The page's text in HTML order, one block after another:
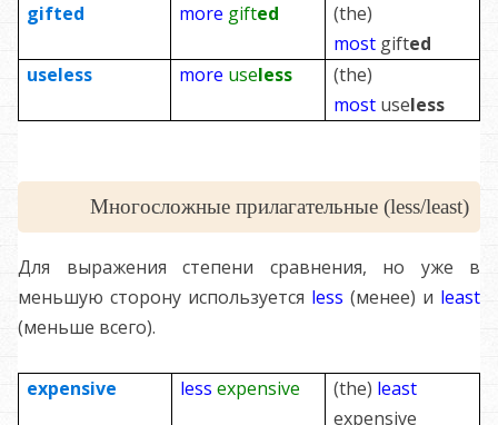
gifted more gifted
(the)
most gifted
useless more useless
(the)
most useless
Многосложные прилагательные (less/least)
Для выражения степени сравнения, но уже в
меньшую сторону используется less (менее) и least
(меньше всего).
expensive less expensive (the) least
expensive